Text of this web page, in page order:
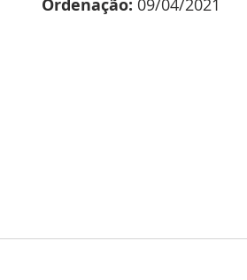
Ordenação: 09/04/2021